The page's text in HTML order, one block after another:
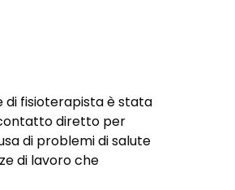
di fisioterapista è stata
diretto per
di problemi di salute
di lavoro che